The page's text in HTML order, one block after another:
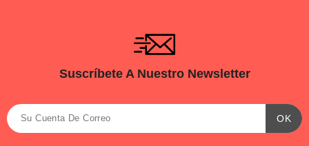
Suscríbete A Nuestro Newsletter